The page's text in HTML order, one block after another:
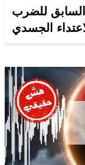
للضرب
الجسدي